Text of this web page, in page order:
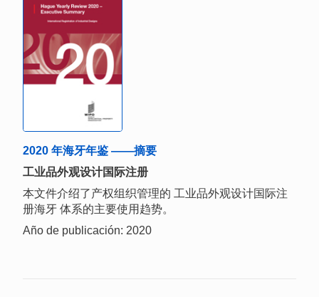
2020 年海牙年鉴 ——摘要
工业品外观设计国际注册
本文件介绍了产权组织管理的 工业品外观设计国际注
册海牙 体系的主要使用趋势。
Año de publicación: 2020